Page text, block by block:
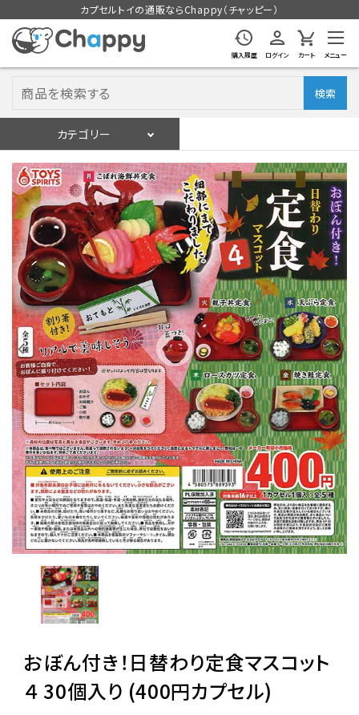
カプセルトイの通販ならChappy（チャッピー）
購入履歴 ログイン カート メニュー
検索
カテゴリー
ログイン 会員登録
入荷スケジュールをチェック
カプセルトイマシン本体
カプセルトイ
販促用空カプセル
レンタル
景品・玩具・文具
販促用カプセルトイ
よくあるご質問
06-6282-7659
おぼん付き！日替わり定食マスコット
４ 30個入り (400円カプセル)